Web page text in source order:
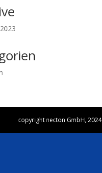
copyright necton GmbH, 2024